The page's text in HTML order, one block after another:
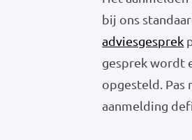
bij ons
adviesgesprek
gesprek wordt
opgesteld. Pas
aanmelding